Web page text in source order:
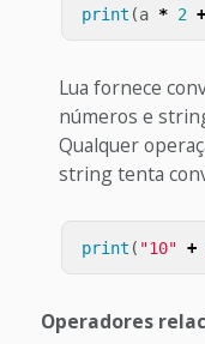
print (a * 2 +
Lua fornece
números e
Qualquer
string tenta
print ( "10" +
Operadores